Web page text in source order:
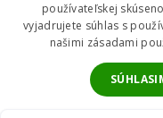
2026 © ABC-
* Odoslaním
používateľskej
vyjadrujete súhlas s
našimi zásadami